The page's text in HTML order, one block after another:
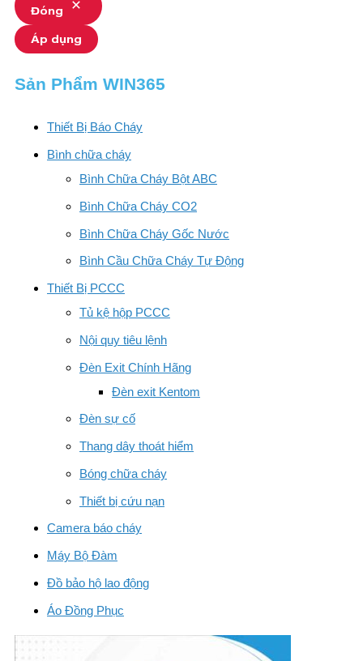
Đóng
Áp dụng
Sản Phẩm WIN365
Thiết Bị Báo Cháy
Bình chữa cháy
Bình Chữa Cháy Bột ABC
Bình Chữa Cháy CO2
Bình Chữa Cháy Gốc Nước
Bình Cầu Chữa Cháy Tự Động
Thiết Bị PCCC
Tủ kệ hộp PCCC
Nội quy tiêu lệnh
Đèn Exit Chính Hãng
Đèn exit Kentom
Đèn sự cố
Thang dây thoát hiểm
Bóng chữa cháy
Thiết bị cứu nạn
Camera báo cháy
Máy Bộ Đàm
Đồ bảo hộ lao động
Áo Đồng Phục